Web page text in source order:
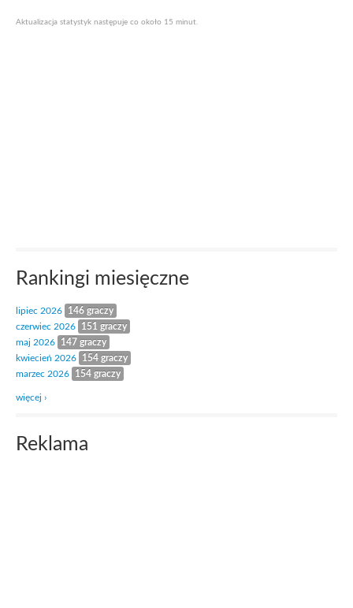
Aktualizacja statystyk następuje co około 15 minut.
Rankingi miesięczne
lipiec 2026
146 graczy
czerwiec 2026
151 graczy
maj 2026
147 graczy
kwiecień 2026
154 graczy
marzec 2026
154 graczy
więcej ›
Reklama